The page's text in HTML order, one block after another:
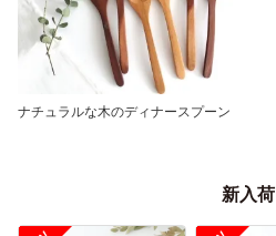
ナチュラルな木のディナースプーン
新入荷